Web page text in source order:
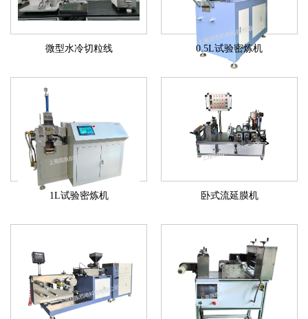
微型水冷切粒线 0.5L试验密炼机
1L试验密炼机 卧式流延膜机